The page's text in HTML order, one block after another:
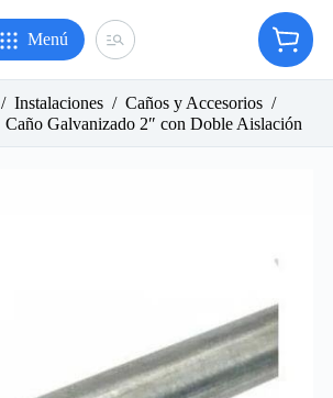
Menú
Carro
de
/ Instalaciones / Caños y Accesorios /
Caño Galvanizado 2″ con Doble Aislación